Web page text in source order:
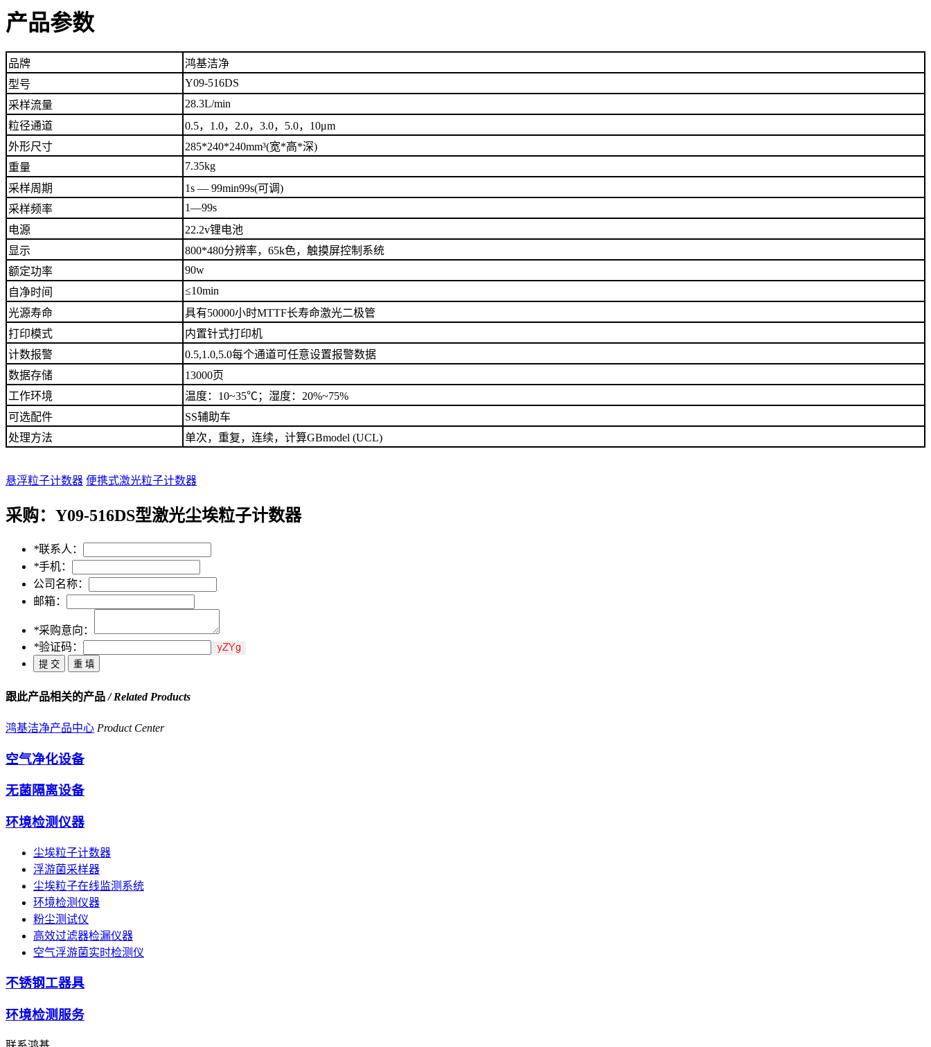
产品参数
品牌
鸿基洁净
型号
Y09-516DS
采样流量
28.3L/min
粒径通道
0.5，1.0，2.0，3.0，5.0，10μm
外形尺寸
285*240*240mm³(宽*高*深)
重量
7.35kg
采样周期
1s — 99min99s(可调)
采样频率
1—99s
电源
22.2v锂电池
显示
800*480分辨率，65k色，触摸屏控制系统
额定功率
90w
自净时间
≤10min
光源寿命
具有50000小时MTTF长寿命激光二极管
打印模式
内置针式打印机
计数报警
0.5,1.0,5.0每个通道可任意设置报警数据
数据存储
13000页
工作环境
温度：10~35℃；湿度：20%~75%
可选配件
SS辅助车
处理方法
单次，重复，连续，计算GBmodel (UCL)
悬浮粒子计数器 便携式激光粒子计数器
采购： Y09-516DS型激光尘埃粒子计数器
*联系人：
*手机：
公司名称：
邮箱：
*采购意向：
*验证码：
跟此产品相关的产品/ Related Products
鸿基洁净产品中心 Product Center
空气净化设备
无菌隔离设备
环境检测仪器
尘埃粒子计数器
浮游菌采样器
尘埃粒子在线监测系统
环境检测仪器
粉尘测试仪
高效过滤器检漏仪器
空气浮游菌实时检测仪
不锈钢工器具
环境检测服务